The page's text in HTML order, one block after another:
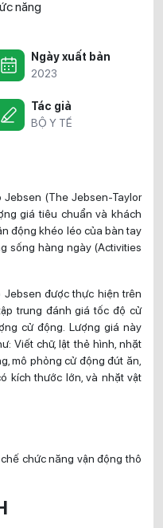
năng
Ngày xuất bản
2023
Tác giả
BỘ Y TẾ
(The Jebsen-Taylor
giá tiêu chuẩn và khách
động khéo léo của bàn tay
sống hàng ngày (Activities
được thực hiện trên
trung đánh giá tốc độ cử
cử động. Lượng giá này
Viết chữ, lật thẻ hình, nhặt
mô phỏng cử động đút ăn,
kích thước lớn, và nhặt vật
chức năng vận động thô